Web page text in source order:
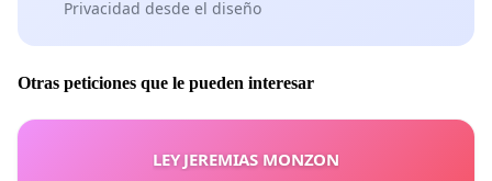
Privacidad desde el diseño
Otras peticiones que le pueden interesar
LEY JEREMIAS MONZON